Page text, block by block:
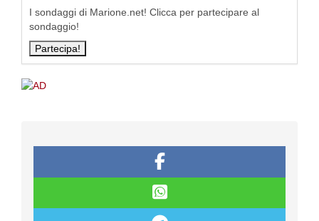
I sondaggi di Marione.net! Clicca per partecipare al
sondaggio!